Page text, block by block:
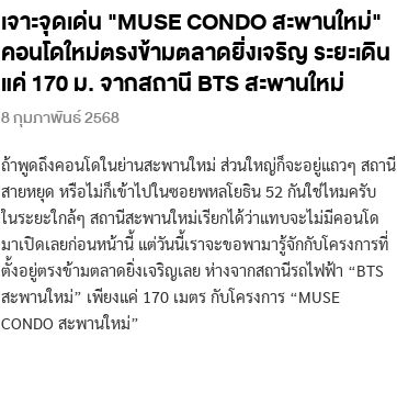
เจาะจุดเด่น "MUSE CONDO สะพานใหม่"
คอนโดใหม่ตรงข้ามตลาดยิ่งเจริญ ระยะเดิน
แค่ 170 ม. จากสถานี BTS สะพานใหม่
8 กุมภาพันธ์ 2568
ถ้าพูดถึงคอนโดในย่านสะพานใหม่ ส่วนใหญ่ก็จะอยู่แถวๆ สถานี
สายหยุด หรือไม่ก็เข้าไปในซอยพหลโยธิน 52 กันใช่ไหมครับ
ในระยะใกล้ๆ สถานีสะพานใหม่เรียกได้ว่าแทบจะไม่มีคอนโด
มาเปิดเลยก่อนหน้านี้ แต่วันนี้เราจะขอพามารู้จักกับโครงการที่
ตั้งอยู่ตรงข้ามตลาดยิ่งเจริญเลย ห่างจากสถานีรถไฟฟ้า “BTS
สะพานใหม่” เพียงแค่ 170 เมตร กับโครงการ “MUSE
CONDO สะพานใหม่”